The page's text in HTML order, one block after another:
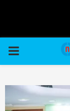
PRIMARY